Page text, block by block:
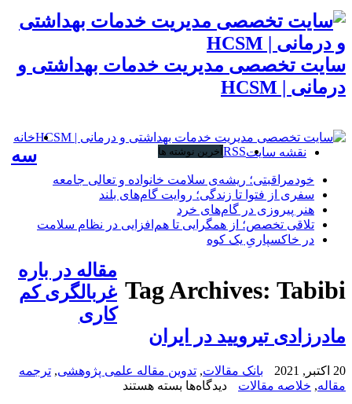
سایت تخصصی مدیریت خدمات بهداشتی و
درمانی | HCSM
خانه
نقشه سایتRSS آخرین نوشته ها
خودمراقبتی؛ ریشه‌ی سلامت خانواده و تعالی جامعه
سفری از فتوا تا زندگی؛ روایت گام‌های بلند
هنر پیروزی در گام‌های خرد
تلاقی تخصص؛ از همگرایی تا هم‌افزایی در نظام سلامت
در خاکسپاریِ یک کوه
Tag Archives: Tabibi
سه
مقاله در باره
غربالگری کم
کاری
مادرزادی تیرویید در ایران
20 اکتبر, 2021 بانک مقالات, تدوین مقاله علمی پژوهشی, ترجمه
مقاله, خلاصه مقالات دیدگاه‌ها برای
بسته هستند